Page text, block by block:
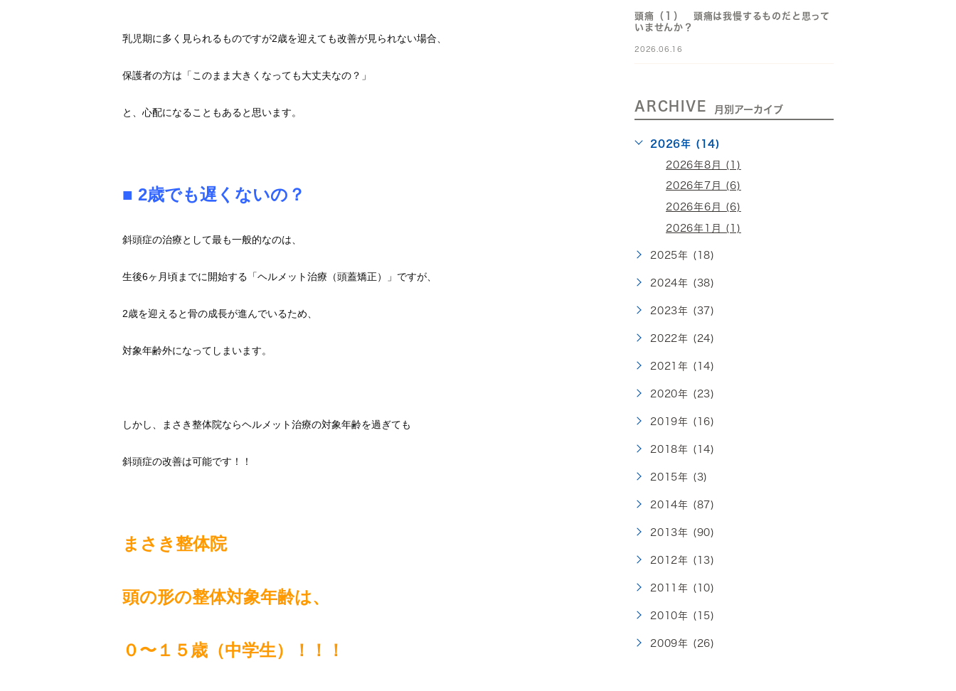
乳児期に多く見られるものですが2歳を迎えても改善が見られない場合、
保護者の方は「このまま大きくなっても大丈夫なの？」
と、心配になることもあると思います。
■ 2歳でも遅くないの？
斜頭症の治療として最も一般的なのは、
生後6ヶ月頃までに開始する「ヘルメット治療（頭蓋矯正）」ですが、
2歳を迎えると骨の成長が進んでいるため、
対象年齢外になってしまいます。
しかし、まさき整体院ならヘルメット治療の対象年齢を過ぎても
斜頭症の改善は可能です！！
まさき整体院
頭の形の整体対象年齢は、
０〜１５歳（中学生）！！！
頭痛（１） 頭痛は我慢するものだと思って
いませんか？
2026.06.16
ARCHIVE 月別アーカイブ
2026年 (14)
2026年8月 (1)
2026年7月 (6)
2026年6月 (6)
2026年1月 (1)
2025年 (18)
2024年 (38)
2023年 (37)
2022年 (24)
2021年 (14)
2020年 (23)
2019年 (16)
2018年 (14)
2015年 (3)
2014年 (87)
2013年 (90)
2012年 (13)
2011年 (10)
2010年 (15)
2009年 (26)